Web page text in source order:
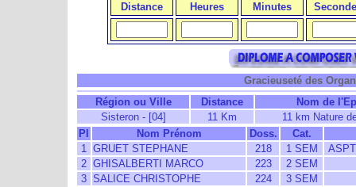
Distance
Heures Minutes
Gracieuseté des
Région ou Ville
Distance
Nom de
Sisteron - [04]
11 Km
11 km Nature
Pl
Nom Prénom Doss.
Cat.
1 GRUET STEPHANE 218 1 SEM
2 GHISALBERTI MARCO 223
2 SEM
3 SALICE CHRISTOPHE 224
3 SEM